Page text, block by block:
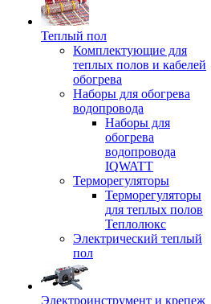
Теплый пол
Комплектующие для
теплых полов и кабелей
обогрева
Наборы для обогрева
водопровода
Наборы для
обогрева
водопровода
IQWATT
Терморегуляторы
Терморегуляторы
для теплых полов
Теплолюкс
Электрический теплый
пол
Электроинструмент и крепеж